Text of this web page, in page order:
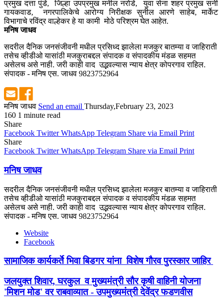
प्रमुख दत्ता पुंडे, जिल्हा उपप्रमुख मनील नरोडे, युवा सेना शहर प्रमुख सनी
गायकवाड, नगरपालिकेचे आरोग्य निरीक्षक सुनील आरणे साहेब, मार्केट
विभागाचे रविंद्र वाल्हेकर हे या कामी मोठे परिश्रम घेत आहेत.
मनिष जाधव
सदरील दैनिक जनसंजीवनी मधील प्रसिध्द झालेला मजकुर बातम्या व जाहिराती
तसेच व्हीडीओ यासांठी मजकुराबद्दल संपादक व संपादकीय मंडळ सहमत
असेलच असे नाही. जरी काही वाद उद्भवल्यास न्याय क्षेत्र कोपरगाव राहिल.
संपादक - मनिष एस. जाधव 9823752964
मनिष जाधव Send an email Thursday,February 23, 2023
160 1 minute read
Share
Facebook Twitter WhatsApp Telegram Share via Email Print
Share
Facebook Twitter WhatsApp Telegram Share via Email Print
मनिष जाधव
सदरील दैनिक जनसंजीवनी मधील प्रसिध्द झालेला मजकुर बातम्या व जाहिराती
तसेच व्हीडीओ यासांठी मजकुराबद्दल संपादक व संपादकीय मंडळ सहमत
असेलच असे नाही. जरी काही वाद उद्भवल्यास न्याय क्षेत्र कोपरगाव राहिल.
संपादक - मनिष एस. जाधव 9823752964
Website
Facebook
सामाजिक कार्यकर्ते भिवा बिडगर यांना विशेष गौरव पुरस्कार जाहिर
जलयुक्त शिवार, घरकुल व मुख्यमंत्री सौर कृषी वाहिनी योजना
'मिशन मोड' वर राबवाव्यात - उपमुख्यमंंत्री देवेंद्र फडणवीस